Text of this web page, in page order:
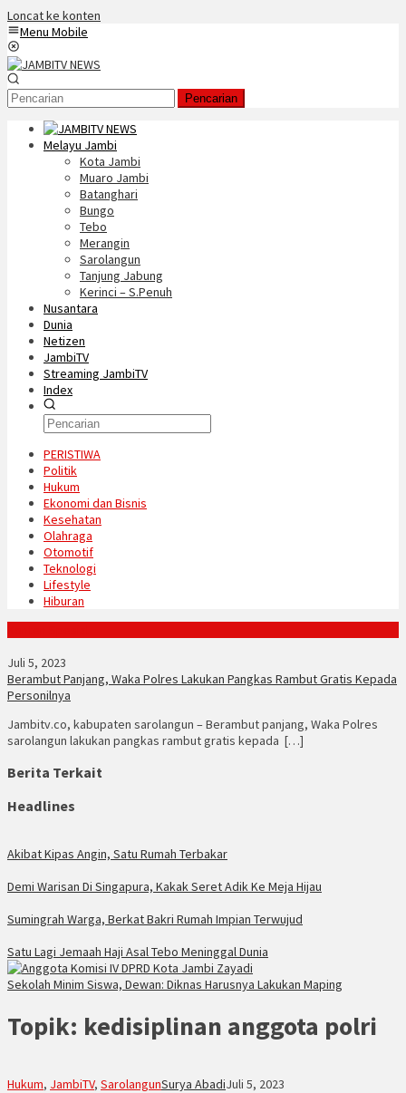
Loncat ke konten
Menu Mobile
Pencarian
Melayu Jambi
Kota Jambi
Muaro Jambi
Batanghari
Bungo
Tebo
Merangin
Sarolangun
Tanjung Jabung
Kerinci – S.Penuh
Nusantara
Dunia
Netizen
JambiTV
Streaming JambiTV
Index
PERISTIWA
Politik
Hukum
Ekonomi dan Bisnis
Kesehatan
Olahraga
Otomotif
Teknologi
Lifestyle
Hiburan
Juli 5, 2023
Berambut Panjang, Waka Polres Lakukan Pangkas Rambut Gratis Kepada
Personilnya
Jambitv.co, kabupaten sarolangun – Berambut panjang, Waka Polres
sarolangun lakukan pangkas rambut gratis kepada […]
Berita Terkait
Headlines
Akibat Kipas Angin, Satu Rumah Terbakar
Demi Warisan Di Singapura, Kakak Seret Adik Ke Meja Hijau
Sumingrah Warga, Berkat Bakri Rumah Impian Terwujud
Satu Lagi Jemaah Haji Asal Tebo Meninggal Dunia
Sekolah Minim Siswa, Dewan: Diknas Harusnya Lakukan Maping
Topik: kedisiplinan anggota polri
Hukum, JambiTV, SarolangunSurya AbadiJuli 5, 2023